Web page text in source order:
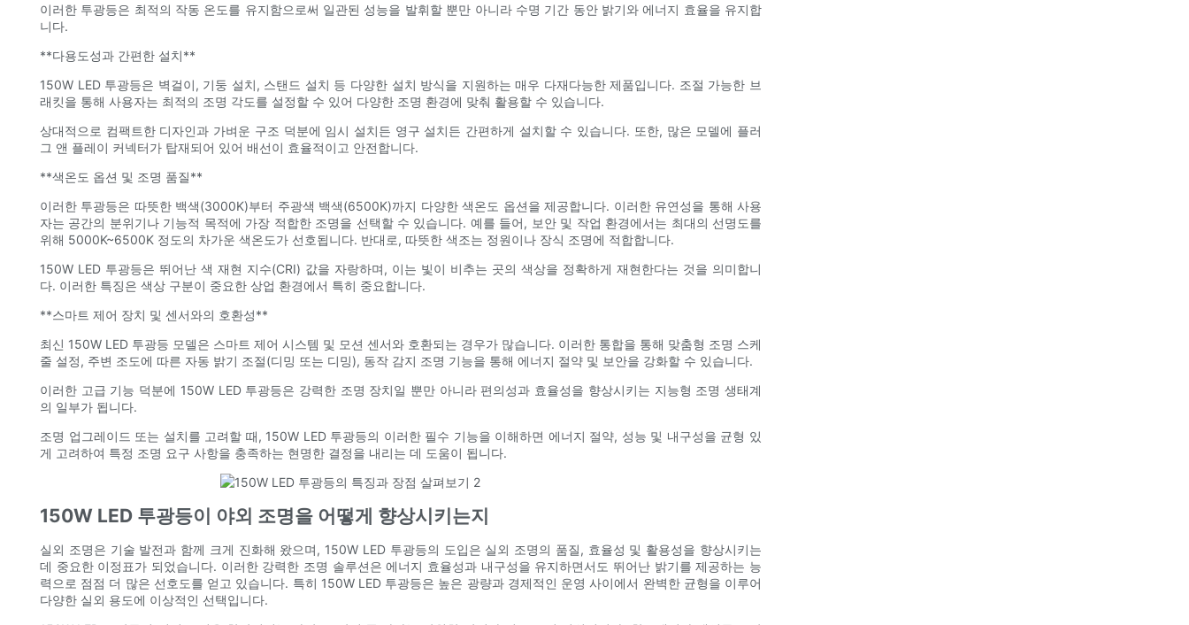
이러한 투광등은 최적의 작동 온도를 유지함으로써 일관된 성능을 발휘할 뿐만 아니라 수명 기간 동안 밝기와 에너지 효율을 유지합
니다.
**다용도성과 간편한 설치**
150W LED 투광등은 벽걸이, 기둥 설치, 스탠드 설치 등 다양한 설치 방식을 지원하는 매우 다재다능한 제품입니다. 조절 가능한 브
래킷을 통해 사용자는 최적의 조명 각도를 설정할 수 있어 다양한 조명 환경에 맞춰 활용할 수 있습니다.
상대적으로 컴팩트한 디자인과 가벼운 구조 덕분에 임시 설치든 영구 설치든 간편하게 설치할 수 있습니다. 또한, 많은 모델에 플러
그 앤 플레이 커넥터가 탑재되어 있어 배선이 효율적이고 안전합니다.
**색온도 옵션 및 조명 품질**
이러한 투광등은 따뜻한 백색(3000K)부터 주광색 백색(6500K)까지 다양한 색온도 옵션을 제공합니다. 이러한 유연성을 통해 사용
자는 공간의 분위기나 기능적 목적에 가장 적합한 조명을 선택할 수 있습니다. 예를 들어, 보안 및 작업 환경에서는 최대의 선명도를
위해 5000K~6500K 정도의 차가운 색온도가 선호됩니다. 반대로, 따뜻한 색조는 정원이나 장식 조명에 적합합니다.
150W LED 투광등은 뛰어난 색 재현 지수(CRI) 값을 자랑하며, 이는 빛이 비추는 곳의 색상을 정확하게 재현한다는 것을 의미합니
다. 이러한 특징은 색상 구분이 중요한 상업 환경에서 특히 중요합니다.
**스마트 제어 장치 및 센서와의 호환성**
최신 150W LED 투광등 모델은 스마트 제어 시스템 및 모션 센서와 호환되는 경우가 많습니다. 이러한 통합을 통해 맞춤형 조명 스케
줄 설정, 주변 조도에 따른 자동 밝기 조절(디밍 또는 디밍), 동작 감지 조명 기능을 통해 에너지 절약 및 보안을 강화할 수 있습니다.
이러한 고급 기능 덕분에 150W LED 투광등은 강력한 조명 장치일 뿐만 아니라 편의성과 효율성을 향상시키는 지능형 조명 생태계
의 일부가 됩니다.
조명 업그레이드 또는 설치를 고려할 때, 150W LED 투광등의 이러한 필수 기능을 이해하면 에너지 절약, 성능 및 내구성을 균형 있
게 고려하여 특정 조명 요구 사항을 충족하는 현명한 결정을 내리는 데 도움이 됩니다.
150W LED 투광등이 야외 조명을 어떻게 향상시키는지
실외 조명은 기술 발전과 함께 크게 진화해 왔으며, 150W LED 투광등의 도입은 실외 조명의 품질, 효율성 및 활용성을 향상시키는
데 중요한 이정표가 되었습니다. 이러한 강력한 조명 솔루션은 에너지 효율성과 내구성을 유지하면서도 뛰어난 밝기를 제공하는 능
력으로 점점 더 많은 선호도를 얻고 있습니다. 특히 150W LED 투광등은 높은 광량과 경제적인 운영 사이에서 완벽한 균형을 이루어
다양한 실외 용도에 이상적인 선택입니다.